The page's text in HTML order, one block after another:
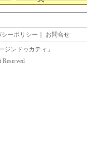
シーポリシー ｜ お問合せ
ジンドゥカティ」